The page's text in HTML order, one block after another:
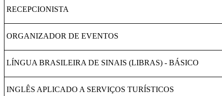
RECEPCIONISTA
ORGANIZADOR DE EVENTOS
LÍNGUA BRASILEIRA DE SINAIS (LIBRAS) - BÁSICO
INGLÊS APLICADO A SERVIÇOS TURÍSTICOS